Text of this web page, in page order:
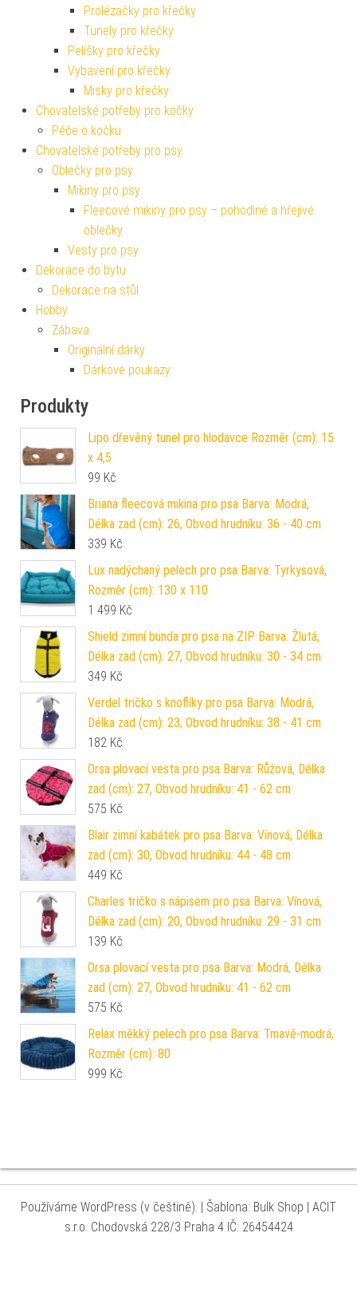
Hračky pro křečky
Kolotoče pro křečky
Prolézačky pro křečky
Tunely pro křečky
Pelíšky pro křečky
Vybavení pro křečky
Misky pro křečky
Chovatelské potřeby pro kočky
Péče o kočku
Chovatelské potřeby pro psy
Oblečky pro psy
Mikiny pro psy
Fleecové mikiny pro psy – pohodlné a hřejivé
oblečky
Vesty pro psy
Dekorace do bytu
Dekorace na stůl
Hobby
Zábava
Dárkové poukazy
Produkty
Lipo dřevěný tunel pro hlodavce Rozměr (cm): 15
x 4,5
99Kč
Briana fleecová mikina pro psa Barva: Modrá,
Délka zad (cm): 26, Obvod hrudníku: 36 - 40 cm
339Kč
Lux nadýchaný pelech pro psa Barva: Tyrkysová,
Rozměr (cm): 130 x 110
1 499Kč
Shield zimní bunda pro psa na ZIP Barva: Žlutá,
Délka zad (cm): 27, Obvod hrudníku: 30 - 34 cm
349Kč
Verdel tričko s knoflíky pro psa Barva: Modrá,
Délka zad (cm): 23, Obvod hrudníku: 38 - 41 cm
182Kč
Orsa plovací vesta pro psa Barva: Růžová, Délka
zad (cm): 27, Obvod hrudníku: 41 - 62 cm
575Kč
Blair zimní kabátek pro psa Barva: Vínová, Délka
zad (cm): 30, Obvod hrudníku: 44 - 48 cm
449Kč
Charles tričko s nápisem pro psa Barva: Vínová,
Délka zad (cm): 20, Obvod hrudníku: 29 - 31 cm
139Kč
Orsa plovací vesta pro psa Barva: Modrá, Délka
zad (cm): 27, Obvod hrudníku: 41 - 62 cm
575Kč
Relax měkký pelech pro psa Barva: Tmavě-modrá,